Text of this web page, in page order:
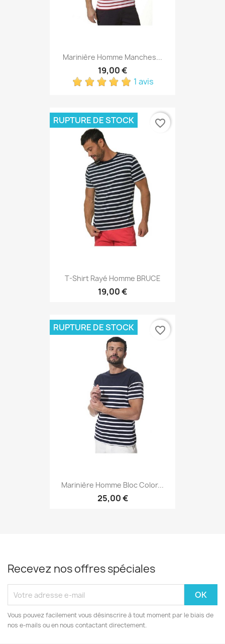
Marinière Homme Manches...
19,00 €
1 avis
T-Shirt Rayé Homme BRUCE
19,00 €
RUPTURE DE STOCK favorite_border
Marinière Homme Bloc Color...
25,00 €
RUPTURE DE STOCK favorite_border
Recevez nos offres spéciales
Vous pouvez facilement vous désinscrire à tout moment par le biais de
nos e-mails ou en nous contactant directement.